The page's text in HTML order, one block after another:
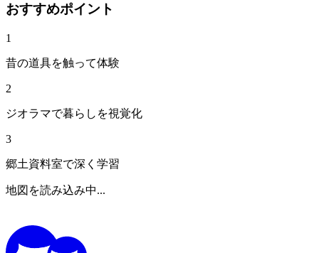
おすすめポイント
1
昔の道具を触って体験
2
ジオラマで暮らしを視覚化
3
郷土資料室で深く学習
地図を読み込み中...